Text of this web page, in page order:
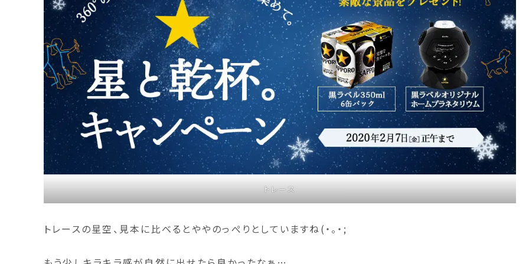
トレース
トレースの星空、見本に比べるとややのっぺりとしていますね(・。・;